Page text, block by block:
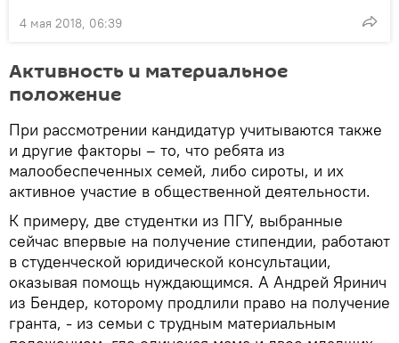
4 мая 2018, 06:39
Активность и материальное
положение
При рассмотрении кандидатур учитываются также
и другие факторы – то, что ребята из
малообеспеченных семей, либо сироты, и их
активное участие в общественной деятельности.
К примеру, две студентки из ПГУ, выбранные
сейчас впервые на получение стипендии, работают
в студенческой юридической консультации,
оказывая помощь нуждающимся. А Андрей Яринич
из Бендер, которому продлили право на получение
гранта, - из семьи с трудным материальным